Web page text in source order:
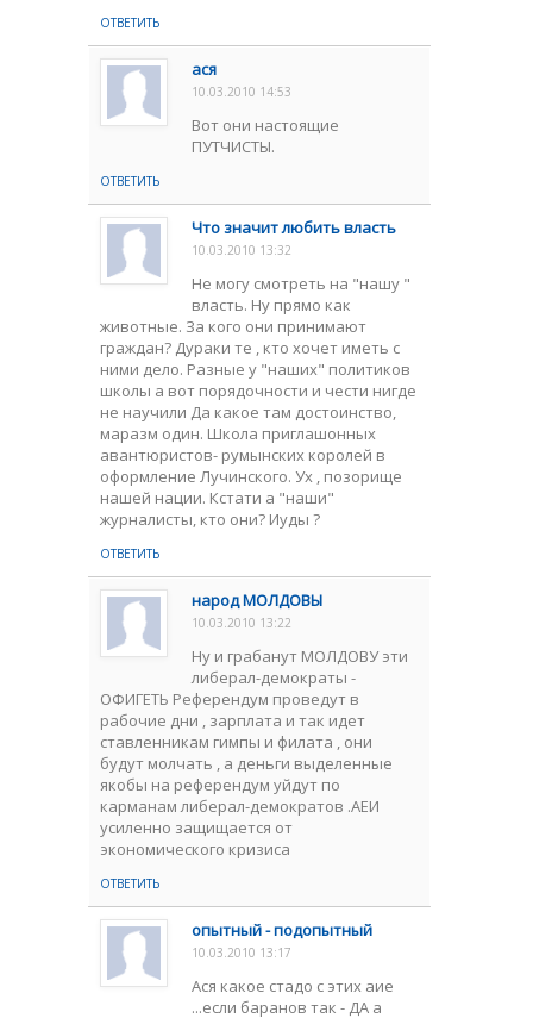
ОТВЕТИТЬ
ася
10.03.2010 14:53
Вот они настоящие
ПУТЧИСТЫ.
ОТВЕТИТЬ
Что значит любить власть
10.03.2010 13:32
Не могу смотреть на "нашу "
власть. Ну прямо как
животные. За кого они принимают
граждан? Дураки те , кто хочет иметь с
ними дело. Разные у "наших" политиков
школы а вот порядочности и чести нигде
не научили Да какое там достоинство,
маразм один. Школа приглашонных
авантюристов- румынских королей в
оформление Лучинского. Ух , позорище
нашей нации. Кстати а "наши"
журналисты, кто они? Иуды ?
ОТВЕТИТЬ
народ МОЛДОВЫ
10.03.2010 13:22
Ну и грабанут МОЛДОВУ эти
либерал-демократы -
ОФИГЕТЬ Референдум проведут в
рабочие дни , зарплата и так идет
ставленникам гимпы и филата , они
будут молчать , а деньги выделенные
якобы на референдум уйдут по
карманам либерал-демократов .АЕИ
усиленно защищается от
экономического кризиса
ОТВЕТИТЬ
опытный - подопытный
10.03.2010 13:17
Ася какое стадо с этих аие
...если баранов так - ДА а